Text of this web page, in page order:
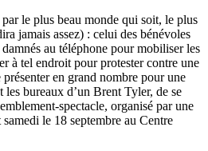
le plus beau monde qui soit, le plus
jamais assez) : celui des bénévoles
au téléphone pour mobiliser les
à tel endroit pour protester contre une
en grand nombre pour une
bureaux d’un Brent Tyler, de se
spectacle, organisé par une
le 18 septembre au Centre